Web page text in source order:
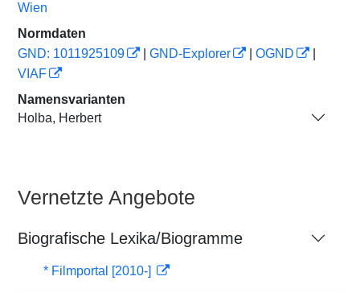
Wien
Normdaten
GND: 1011925109
GND-Explorer OGND
VIAF
Namensvarianten
Holba, Herbert
Vernetzte Angebote
Biografische Lexika/Biogramme
* Filmportal [2010-]